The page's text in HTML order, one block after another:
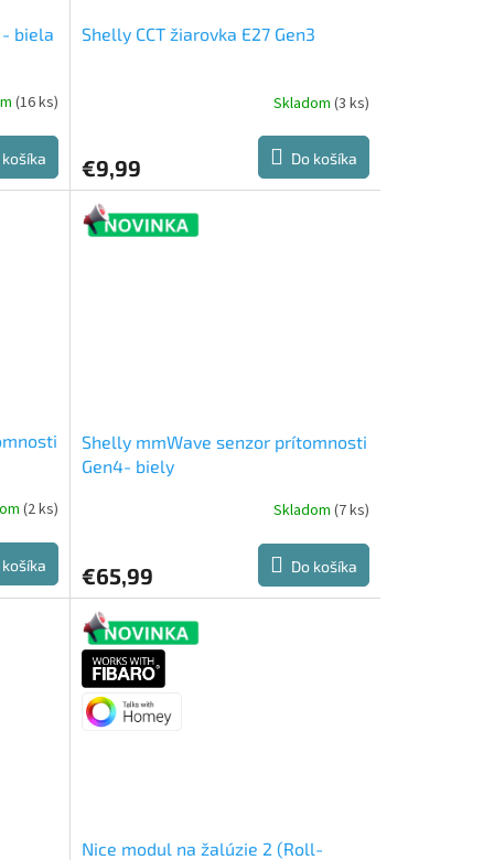
biela
(16 ks)
košíka
Shelly CCT žiarovka E27 Gen3
Skladom (3 ks)
€9,99 Do košíka
(2 ks)
košíka
Shelly mmWave senzor prítomnosti
Gen4- biely
Skladom (7 ks)
€65,99 Do košíka
Nice modul na žalúzie 2 (Roll-